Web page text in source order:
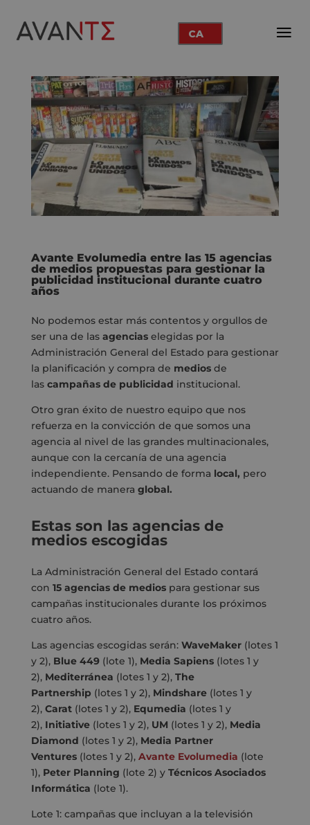
CA
Avante Evolumedia entre las 15 agencias
de medios propuestas para gestionar la
publicidad institucional durante cuatro
años
No podemos estar más contentos y orgullos de
ser una de las agenciaselegidas por la
Administración General del Estado para gestionar
la planificación y compra de mediosde
las campañasde publicidad institucional.
Otro gran éxito de nuestro equipo que nos
refuerza en la convicción de que somos una
agencia al nivel de las grandes multinacionales,
aunque con la cercanía de una agencia
independiente. Pensando de forma local, pero
actuando de manera global.
Estas son las agencias de
medios escogidas
La Administración General del Estado contará
con 15 agencias de mediospara gestionar sus
campañas institucionales durante los próximos
cuatro años.
Las agencias escogidas serán: WaveMaker(lotes 1
y 2),Blue 449(lote 1), Media Sapiens(lotes 1 y
2), Mediterránea (lotes 1 y 2), The
Partnership (lotes 1 y 2), Mindshare(lotes 1 y
2), Carat(lotes 1 y 2), Equmedia (lotes 1 y
2), Initiative(lotes 1 y 2), UM (lotes 1 y 2), Media
Diamond (lotes 1 y 2), Media Partner
Ventures(lotes 1 y 2), Avante Evolumedia (lote
1), Peter Planning (lote 2) y Técnicos Asociados
Informática (lote 1).
Lote 1: campañas que incluyan a la televisión